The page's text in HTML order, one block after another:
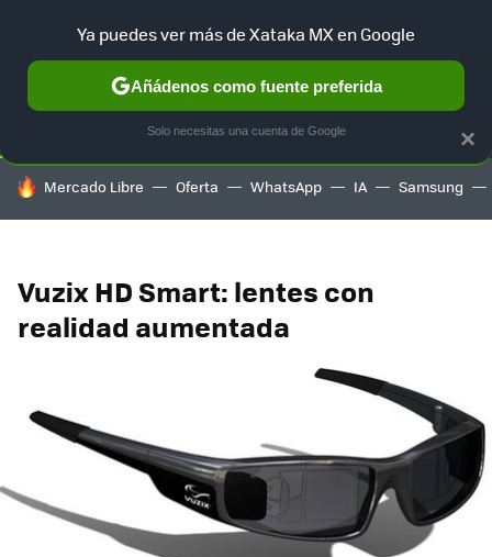
SELECCIÓN GAMING HOME AUTO TERRITORIO
HOY SE HABLA DE
Mercado Libre Oferta WhatsApp IA Samsung
Vuzix HD Smart: lentes con
realidad aumentada
×
Ya puedes ver más de Xataka MX en Google
Añádenos como fuente preferida
Solo necesitas una cuenta de Google